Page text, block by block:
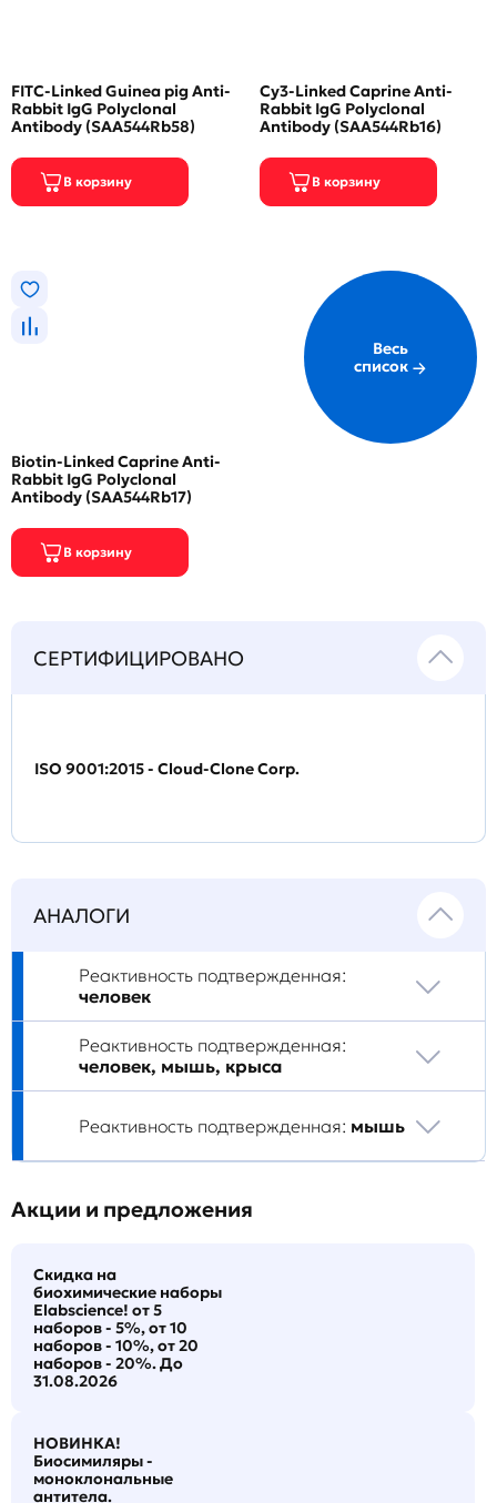
FITC-Linked Guinea pig Anti-
Rabbit IgG Polyclonal
Antibody (SAA544Rb58)
Cy3-Linked Caprine Anti-
Rabbit IgG Polyclonal
Antibody (SAA544Rb16)
Biotin-Linked Caprine Anti-
Rabbit IgG Polyclonal
Antibody (SAA544Rb17)
Весь
список
СЕРТИФИЦИРОВАНО
ISO 9001:2015 - Cloud-Clone Corp.
АНАЛОГИ
Реактивность подтвержденная:
человек
Реактивность подтвержденная:
человек, мышь, крыса
Реактивность подтвержденная: мышь
Акции и предложения
Скидка на
биохимические наборы
Elabscience! от 5
наборов - 5%, от 10
наборов - 10%, от 20
наборов - 20%. До
31.08.2026
НОВИНКА!
Биосимиляры -
моноклональные
антитела.